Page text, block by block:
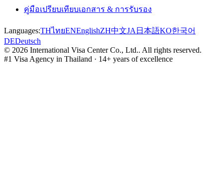
คู่มือเปรียบเทียบเอกสาร & การรับรอง
Languages:THไทยENEnglishZH中文JA 日本語KO한국어
DEDeutsch
© 2026 International Visa Center Co., Ltd.. All rights reserved.
#1 Visa Agency in Thailand · 14+ years of excellence